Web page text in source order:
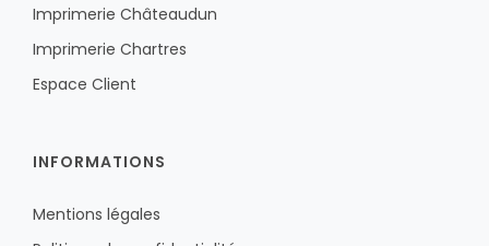
Imprimerie Châteaudun
Imprimerie Chartres
Espace Client
INFORMATIONS
Mentions légales